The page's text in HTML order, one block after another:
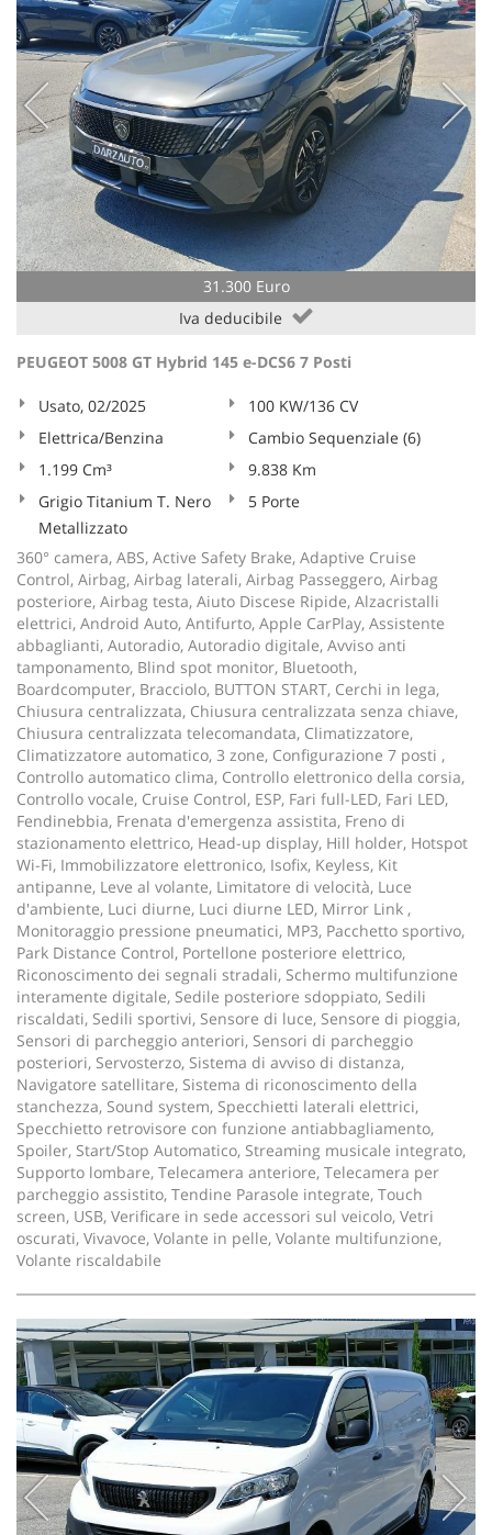
31.300 Euro
Iva deducibile
PEUGEOT 5008 GT Hybrid 145 e-DCS6 7 Posti
Usato, 02/2025
100 KW/136 CV
Elettrica/Benzina
Cambio Sequenziale (6)
1.199 Cm³
9.838 Km
Grigio Titanium T. Nero
Metallizzato
5 Porte
360° camera, ABS, Active Safety Brake, Adaptive Cruise
Control, Airbag, Airbag laterali, Airbag Passeggero, Airbag
posteriore, Airbag testa, Aiuto Discese Ripide, Alzacristalli
elettrici, Android Auto, Antifurto, Apple CarPlay, Assistente
abbaglianti, Autoradio, Autoradio digitale, Avviso anti
tamponamento, Blind spot monitor, Bluetooth,
Boardcomputer, Bracciolo, BUTTON START, Cerchi in lega,
Chiusura centralizzata, Chiusura centralizzata senza chiave,
Chiusura centralizzata telecomandata, Climatizzatore,
Climatizzatore automatico, 3 zone, Configurazione 7 posti ,
Controllo automatico clima, Controllo elettronico della corsia,
Controllo vocale, Cruise Control, ESP, Fari full-LED, Fari LED,
Fendinebbia, Frenata d'emergenza assistita, Freno di
stazionamento elettrico, Head-up display, Hill holder, Hotspot
Wi-Fi, Immobilizzatore elettronico, Isofix, Keyless, Kit
antipanne, Leve al volante, Limitatore di velocità, Luce
d'ambiente, Luci diurne, Luci diurne LED, Mirror Link ,
Monitoraggio pressione pneumatici, MP3, Pacchetto sportivo,
Park Distance Control, Portellone posteriore elettrico,
Riconoscimento dei segnali stradali, Schermo multifunzione
interamente digitale, Sedile posteriore sdoppiato, Sedili
riscaldati, Sedili sportivi, Sensore di luce, Sensore di pioggia,
Sensori di parcheggio anteriori, Sensori di parcheggio
posteriori, Servosterzo, Sistema di avviso di distanza,
Navigatore satellitare, Sistema di riconoscimento della
stanchezza, Sound system, Specchietti laterali elettrici,
Specchietto retrovisore con funzione antiabbagliamento,
Spoiler, Start/Stop Automatico, Streaming musicale integrato,
Supporto lombare, Telecamera anteriore, Telecamera per
parcheggio assistito, Tendine Parasole integrate, Touch
screen, USB, Verificare in sede accessori sul veicolo, Vetri
oscurati, Vivavoce, Volante in pelle, Volante multifunzione,
Volante riscaldabile